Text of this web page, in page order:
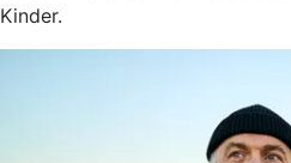
Kinder.